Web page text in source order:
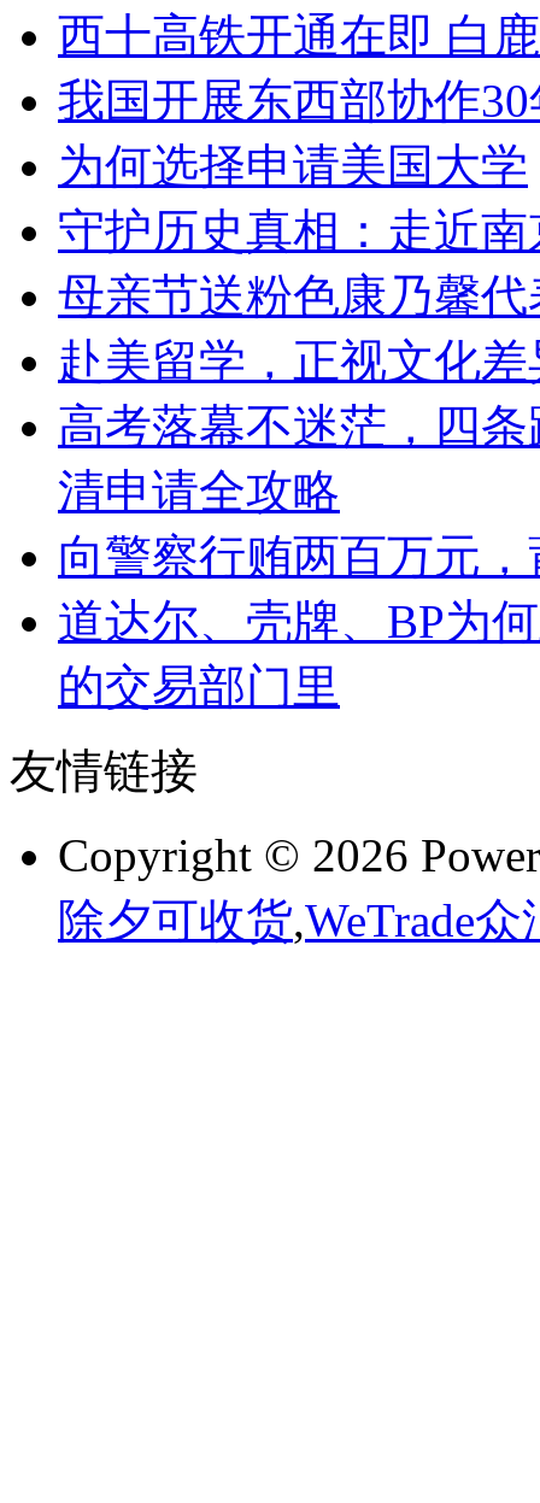
西十高铁开通在即 白
我国开展东西部协作
为何选择申请美国大学
守护历史真相：走近
母亲节送粉色康乃馨
赴美留学，正视文化
高考落幕不迷茫，四
清申请全攻略
向警察行贿两百万元
道达尔、壳牌、BP为
的交易部门里
友情链接
Copyright © 2026
除夕可收货,WeTrade